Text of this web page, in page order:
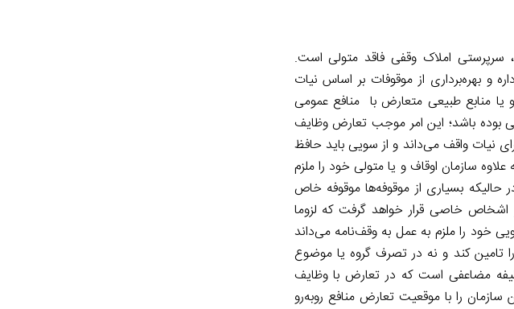
سرپرستی املاک وقفی فاقد متولی است.
و بهره‌برداری از موقوفات بر اساس نیات
منابع طبیعی متعارض با منافع عمومی
بوده باشد؛ این امر موجب تعارض وظایف
نیات واقف می‌داند و از سویی باید حافظ
سازمان اوقاف و یا متولی خود را ملزم
بسیاری از موقوفه‌ها موقوفه خاص
اشخاص خاصی قرار خواهد گرفت که لزوما
خود را ملزم به عمل به وقف‌نامه می‌داند
تامین کند و نه در تصرف گروه یا موضوع
مضاعفی است که در تعارض با وظایف
را با موقعیت تعارض منافع روبه‌رو